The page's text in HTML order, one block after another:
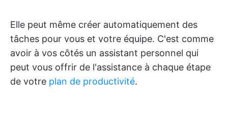
Elle peut même créer automatiquement des
tâches pour vous et votre équipe. C'est comme
avoir à vos côtés un assistant personnel qui
peut vous offrir de l'assistance à chaque étape
de votre plan de productivité.